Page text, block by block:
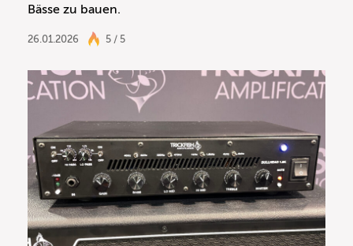
Bässe zu bauen.
26.01.2026 5 / 5